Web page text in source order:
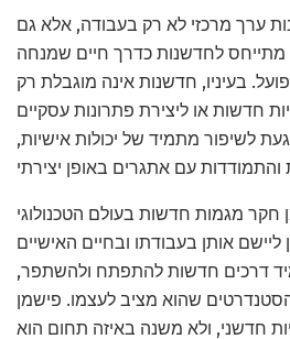
ערך מרכזי לא רק בעבודה, אלא גם
מתייחס לחדשנות כדרך חיים שמנחה
בעיניו, חדשנות אינה מוגבלת רק
חדשות או ליצירת פתרונות עסקיים
לשיפור מתמיד של יכולות אישיות,
מגמות חדשות בעולם הטכנולוגי
ליישם אותן בעבודתו ובחיים האישיים
דרכים חדשות להתפתח ולהשתפר,
שהוא מציב לעצמו. פישמן
חדשני, ולא משנה באיזה תחום הוא